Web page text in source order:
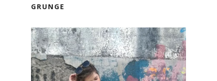
GRUNGE